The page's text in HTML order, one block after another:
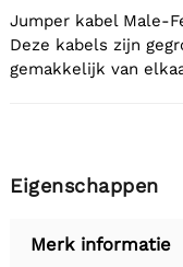
Jumper kabel Male-
Deze kabels zijn
gemakkelijk van
Eigenschappen
Merk informatie